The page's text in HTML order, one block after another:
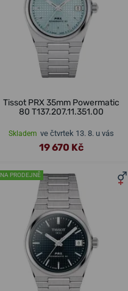
Tissot PRX 35mm Powermatic
80 T137.207.11.351.00
Skladem ve čtvrtek 13. 8. u vás
19 670 Kč
NA PRODEJNĚ